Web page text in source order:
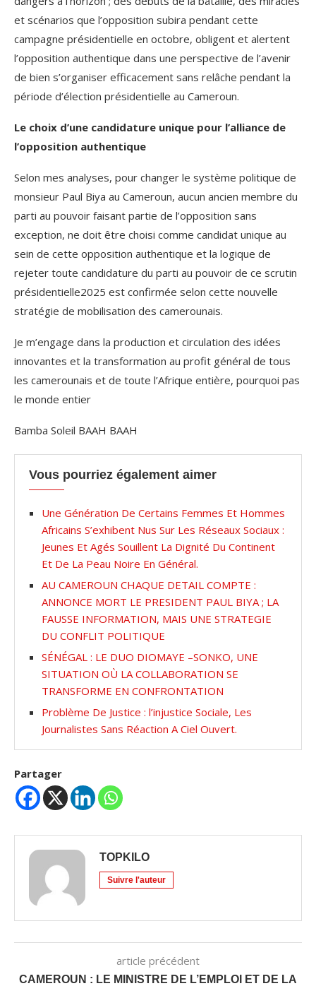
et scénarios que l’opposition subira pendant cette
campagne présidentielle en octobre, obligent et alertent
l’opposition authentique dans une perspective de l’avenir
de bien s’organiser efficacement sans relâche pendant la
période d’élection présidentielle au Cameroun.
Le choix d’une candidature unique pour l’alliance de
l’opposition authentique
Selon mes analyses, pour changer le système politique de
monsieur Paul Biya au Cameroun, aucun ancien membre du
parti au pouvoir faisant partie de l’opposition sans
exception, ne doit être choisi comme candidat unique au
sein de cette opposition authentique et la logique de
rejeter toute candidature du parti au pouvoir de ce scrutin
présidentielle2025 est confirmée selon cette nouvelle
stratégie de mobilisation des camerounais.
Je m’engage dans la production et circulation des idées
innovantes et la transformation au profit général de tous
les camerounais et de toute l’Afrique entière, pourquoi pas
le monde entier
Bamba Soleil BAAH BAAH
Vous pourriez également aimer
Une Génération De Certains Femmes Et Hommes
Africains S’exhibent Nus Sur Les Réseaux Sociaux :
Jeunes Et Agés Souillent La Dignité Du Continent
Et De La Peau Noire En Général.
AU CAMEROUN CHAQUE DETAIL COMPTE :
ANNONCE MORT LE PRESIDENT PAUL BIYA ; LA
FAUSSE INFORMATION, MAIS UNE STRATEGIE
DU CONFLIT POLITIQUE
SÉNÉGAL : LE DUO DIOMAYE –SONKO, UNE
SITUATION OÙ LA COLLABORATION SE
TRANSFORME EN CONFRONTATION
Problème De Justice : l’injustice Sociale, Les
Journalistes Sans Réaction A Ciel Ouvert.
Partager
TOPKILO
Suivre l'auteur
article précédent
CAMEROUN : LE MINISTRE DE L’EMPLOI ET DE LA